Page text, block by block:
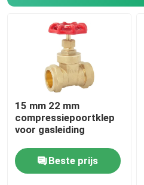
15 mm 22 mm
compressiepoortklep
voor gasleiding
Beste prijs